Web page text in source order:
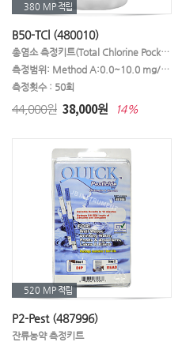
380 MP적립
B50-TCl (480010)
총염소 측정키트(Total Chlorine Pocket Pack)
측정범위: Method A:0.0~10.0 mg/L / Method B:0.0~1.0 mg/L
측정횟수 : 50회
44,000원 38,000원 14%
520 MP적립
P2-Pest (487996)
잔류농약 측정키트